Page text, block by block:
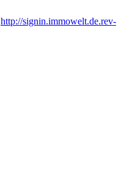
http://signin.immowelt.de.rev-